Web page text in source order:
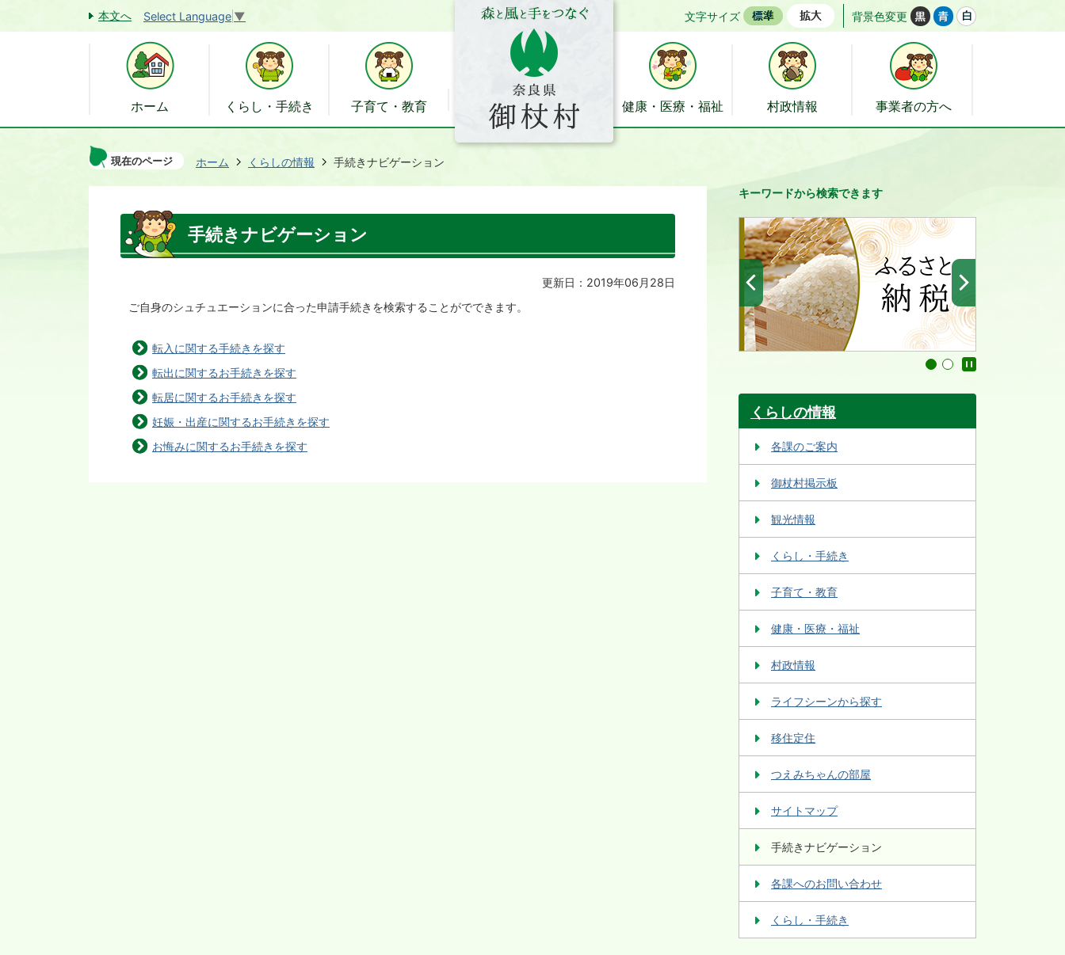
本文へ Select Language ▼ 文字サイズ 背景色変更
ホーム くらし・手続き 子育て・教育 健康・医療・福祉 村政情報 事業者の方へ
現在のページ ホーム くらしの情報 手続きナビゲーション
手続きナビゲーション
更新日：2019年06月28日
ご自身のシュチュエーションに合った申請手続きを検索することがでできます。
転入に関する手続きを探す
転出に関するお手続きを探す
転居に関するお手続きを探す
妊娠・出産に関するお手続きを探す
お悔みに関するお手続きを探す
キーワードから検索できます
前へ
1 2
くらしの情報
各課のご案内
御杖村掲示板
観光情報
くらし・手続き
子育て・教育
健康・医療・福祉
村政情報
ライフシーンから探す
移住定住
つえみちゃんの部屋
サイトマップ
手続きナビゲーション
各課へのお問い合わせ
くらし・手続き